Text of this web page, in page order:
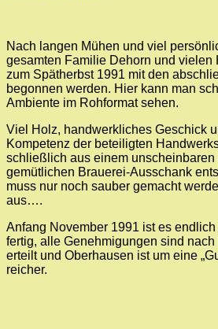
Nach langen Mühen und viel
gesamten Familie Dehorn und vielen
zum Spätherbst 1991 mit den
begonnen werden. Hier kann man
Ambiente im Rohformat sehen.
Viel Holz, handwerkliches Geschick
Kompetenz der beteiligten
schließlich aus einem
gemütlichen Brauerei-Ausschank
muss nur noch sauber gemacht
aus….
Anfang November 1991 ist es
fertig, alle Genehmigungen sind
erteilt und Oberhausen ist um eine
reicher.